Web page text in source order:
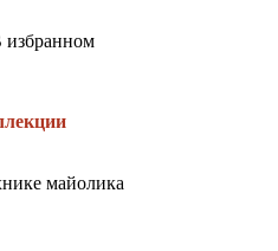
избранном
майолика